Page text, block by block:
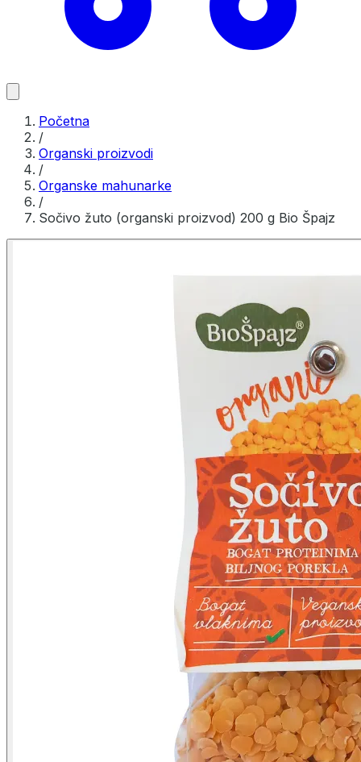
Početna
/
Organski proizvodi
/
Organske mahunarke
/
Sočivo žuto (organski proizvod) 200 g Bio Špajz